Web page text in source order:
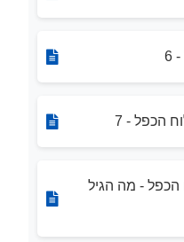
6
הכפל - 7
הכפל - מה הגיל